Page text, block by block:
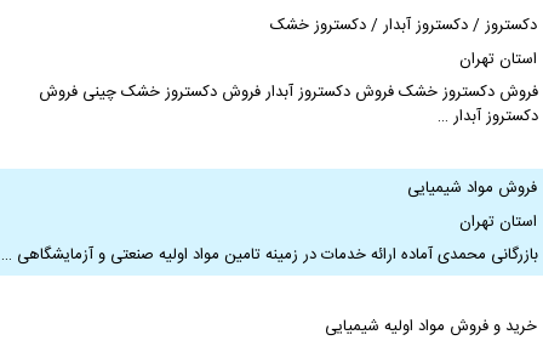
/ دکستروز آبدار / دکستروز خشک
تهران
دکستروز خشک فروش دکستروز آبدار فروش دکستروز خشک چینی فروش
آبدار …
مواد شیمیایی
تهران
محمدی آماده ارائه خدمات در زمینه تامین مواد اولیه صنعتی و آزمایشگاهی …
و فروش مواد اولیه شیمیایی